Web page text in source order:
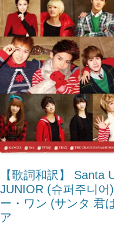
【歌詞和訳】 Santa
JUNIOR (슈퍼주니
ー・ワン (サンタ 君
ア